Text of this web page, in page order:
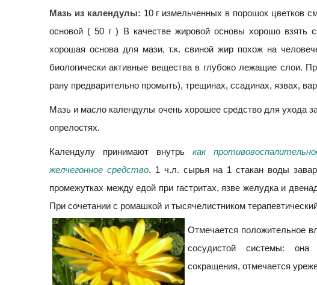
Мазь из календулы: 10 г измельченных в порошок цветков
основой ( 50 г ) В качестве жировой основы хорошо взять
хорошая основа для мази, т.к. свиной жир похож на
биологически активные вещества в глубоко лежащие слои.
рану предварительно промыть), трещинах, ссадинах, язвах,
Мазь и масло календулы очень хорошее средство для ухода
опрелостях.
Календулу принимают внутрь как
желчегонное средство. 1 ч.л. сырья на 1 стакан воды
промежутках между едой при гастритах, язве желудка и
При сочетании с ромашкой и тысячелистником
Отмечается положительное
сосудистой системы: она
сокращения, отмечается